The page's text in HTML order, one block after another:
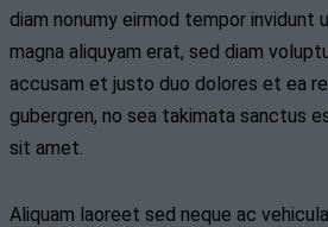
diam nonumy eirmod tempor invidunt
magna aliquyam erat, sed diam
accusam et justo duo dolores et ea
gubergren, no sea takimata sanctus
sit amet.
Aliquam laoreet sed neque ac